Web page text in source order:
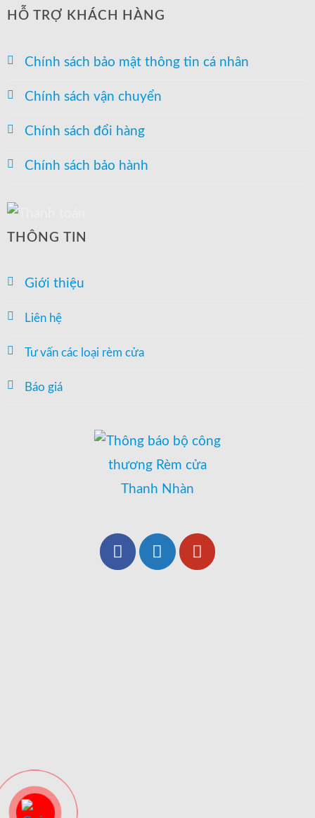
HỖ TRỢ KHÁCH HÀNG
Chính sách bảo mật thông tin cá nhân
Chính sách vận chuyển
Chính sách đổi hàng
Chính sách bảo hành
THÔNG TIN
Giới thiệu
Liên hệ
Tư vấn các loại rèm cửa
Báo giá